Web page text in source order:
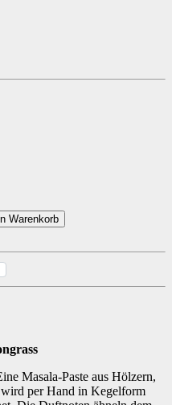
Warenkorb
Masala-Paste aus Hölzern,
per Hand in Kegelform